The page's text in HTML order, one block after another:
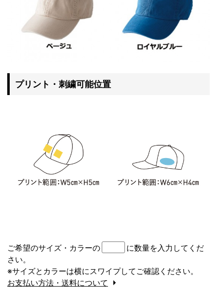
プリント・刺繍可能位置
ご希望のサイズ・カラーの
に数量を入力してくだ
さい。
※サイズとカラーは横にスワイプしてご確認ください。
お支払い方法・送料について